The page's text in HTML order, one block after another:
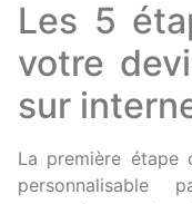
Les 5
votre
sur
La première étape
personnalisable